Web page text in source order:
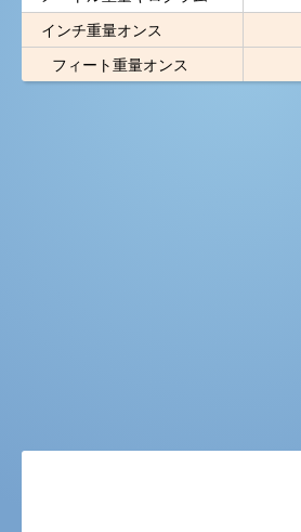
インチ重量オンス
フィート重量オンス